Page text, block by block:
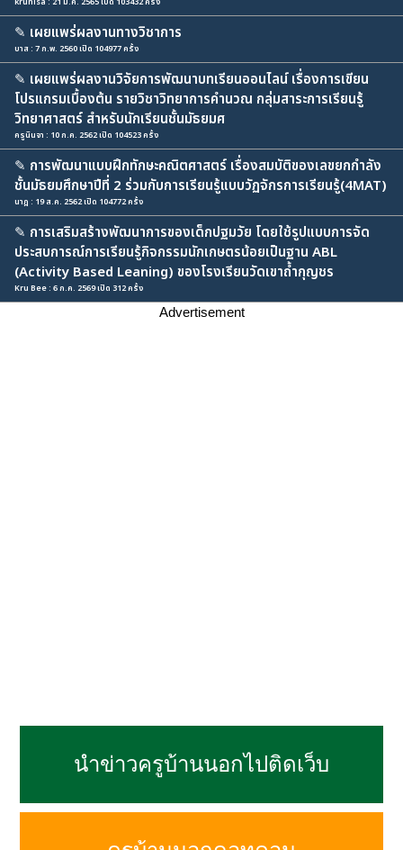
✎ เผยแพร่ผลงานทางวิชาการ
บาส : 7 ก.พ. 2560 เปิด 104977 ครั้ง
✎ เผยแพร่ผลงานวิจัยการพัฒนาบทเรียนออนไลน์ เรื่องการเขียน
โปรแกรมเบื้องต้น รายวิชาวิทยาการคำนวณ กลุ่มสาระการเรียนรู้
วิทยาศาสตร์ สำหรับนักเรียนชั้นมัธยมศ
ครูนินจา : 10 ก.ค. 2562 เปิด 104523 ครั้ง
✎ การพัฒนาแบบฝึกทักษะคณิตศาสตร์ เรื่องสมบัติของเลขยกกำลัง
ชั้นมัธยมศึกษาปีที่ 2 ร่วมกับการเรียนรู้แบบวัฏจักรการเรียนรู้(4MAT)
นาฎ : 19 ส.ค. 2562 เปิด 104772 ครั้ง
✎ การเสริมสร้างพัฒนาการของเด็กปฐมวัย โดยใช้รูปแบบการจัด
ประสบการณ์การเรียนรู้กิจกรรมนักเกษตรน้อยเป็นฐาน ABL
(Activity Based Leaning) ของโรงเรียนวัดเขาถ้ำกุญชร
Kru Bee : 6 ก.ค. 2569 เปิด 312 ครั้ง
Advertisement
นำข่าวครูบ้านนอกไปติดเว็บ